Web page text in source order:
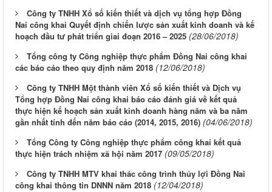
Công ty TNHH Xổ số kiến thiết và dịch vụ tổng hợp Đồng
Nai công khai Quyết định chiến lược sản xuất kinh doanh và kế
hoạch đầu tư phát triển giai đoạn 2016 – 2025 (28/06/2018)
Tổng công ty Công nghiệp thực phẩm Đồng Nai công khai
các báo cáo theo quy định năm 2018 (12/06/2018)
Công ty TNHH Một thành viên Xổ số kiến thiết và Dịch vụ
Tổng hợp Đồng Nai công khai báo cáo đánh giá về kết quả
thực hiện kế hoạch sản xuất kinh doanh hàng năm và ba năm
gần nhất tính đến năm báo cáo (2014, 2015, 2016) (04/06/2018)
Tổng Công ty Công nghiệp thực phẩm công khai kết quả
thực hiện trách nhiệm xã hội năm 2017 (09/05/2018)
Công ty TNHH MTV khai thác công trình thủy lợi Đồng Nai
công khai thông tin DNNN năm 2018 (12/04/2018)